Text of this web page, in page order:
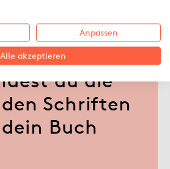
du die
Schriften
Buch
Anpassen
Alle akzeptieren